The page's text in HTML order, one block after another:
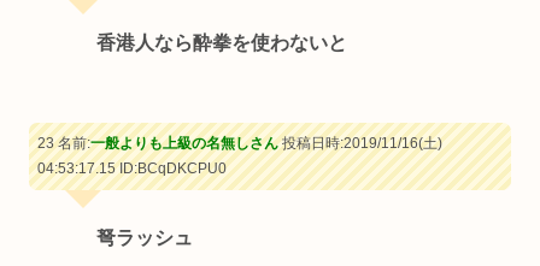
香港人なら酔拳を使わないと
23 名前:一般よりも上級の名無しさん投稿日時:2019/11/16(土)
04:53:17.15ID:BCqDKCPU0
弩ラッシュ